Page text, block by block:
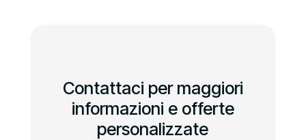
Contattaci per maggiori
informazioni e offerte
personalizzate